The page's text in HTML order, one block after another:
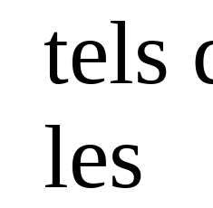
tels
les